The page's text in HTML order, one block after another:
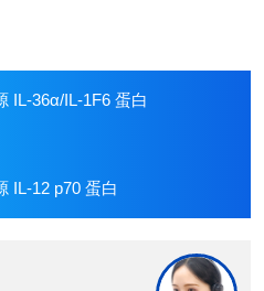
IL-36α/IL-1F6 蛋白
IL-12 p70 蛋白